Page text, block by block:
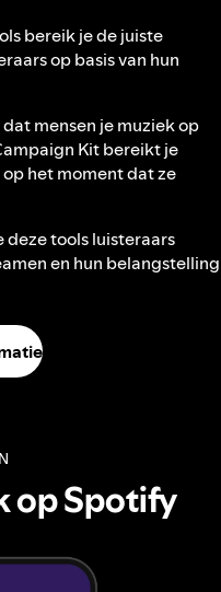
bereik je de juiste
op basis van hun
mensen je muziek op
Kit bereikt je
het moment dat ze
tools luisteraars
en hun belangstelling
op Spotify